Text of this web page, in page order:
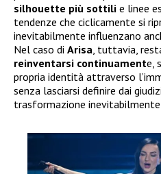
silhouette più sottili e linee
tendenze che ciclicamente si
inevitabilmente influenzano
Nel caso di Arisa, tuttavia,
reinventarsi continuamente,
propria identità attraverso
senza lasciarsi definire dai
trasformazione